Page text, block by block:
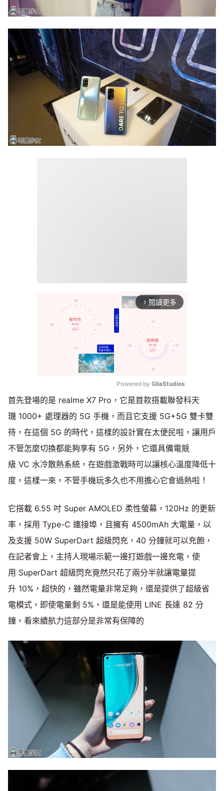
arrow_forward_ios 閱讀更多
Mute
Powered by GliaStudios
首先登場的是 realme X7 Pro，它是首款搭載聯發科天
璣 1000+ 處理器的 5G 手機，而且它支援 5G+5G 雙卡雙
待，在這個 5G 的時代，這樣的設計實在太便民啦，讓用戶
不管怎麼切換都能夠享有 5G，另外，它還具備電競
級 VC 水冷散熱系統，在遊戲激戰時可以讓核心溫度降低十
度，這樣一來，不管手機玩多久也不用擔心它會過熱啦！
它搭載 6.55 吋 Super AMOLED 柔性螢幕，120Hz 的更新
率，採用 Type-C 連接埠，且擁有 4500mAh 大電量，以
及支援 50W SuperDart 超級閃充，40 分鐘就可以充飽，
在記者會上，主持人現場示範一邊打遊戲一邊充電，使
用 SuperDart 超級閃充竟然只花了兩分半就讓電量提
升 10%，超快的，雖然電量非常足夠，還是提供了超級省
電模式，即使電量剩 5%，還是能使用 LINE 長達 82 分
鐘，看來續航力這部分是非常有保障的